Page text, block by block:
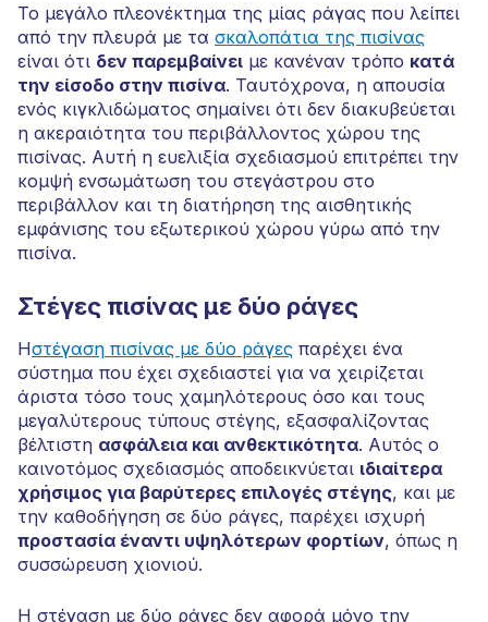
Το μεγάλο πλεονέκτημα της μίας ράγας που λείπει
από την πλευρά με τα σκαλοπάτια της πισίνας
είναι ότι δεν παρεμβαίνει με κανέναν τρόπο κατά
την είσοδο στην πισίνα. Ταυτόχρονα, η απουσία
ενός κιγκλιδώματος σημαίνει ότι δεν διακυβεύεται
η ακεραιότητα του περιβάλλοντος χώρου της
πισίνας. Αυτή η ευελιξία σχεδιασμού επιτρέπει την
κομψή ενσωμάτωση του στεγάστρου στο
περιβάλλον και τη διατήρηση της αισθητικής
εμφάνισης του εξωτερικού χώρου γύρω από την
πισίνα.
Στέγες πισίνας με δύο ράγες
Ηστέγαση πισίνας με δύο ράγες παρέχει ένα
σύστημα που έχει σχεδιαστεί για να χειρίζεται
άριστα τόσο τους χαμηλότερους όσο και τους
μεγαλύτερους τύπους στέγης, εξασφαλίζοντας
βέλτιστη ασφάλεια και ανθεκτικότητα. Αυτός ο
καινοτόμος σχεδιασμός αποδεικνύεται ιδιαίτερα
χρήσιμος για βαρύτερες επιλογές στέγης, και με
την καθοδήγηση σε δύο ράγες, παρέχει ισχυρή
προστασία έναντι υψηλότερων φορτίων, όπως η
συσσώρευση χιονιού.
Η στέγαση με δύο ράγες δεν αφορά μόνο την